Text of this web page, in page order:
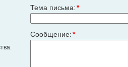
Тема письма:*
Сообщение:*